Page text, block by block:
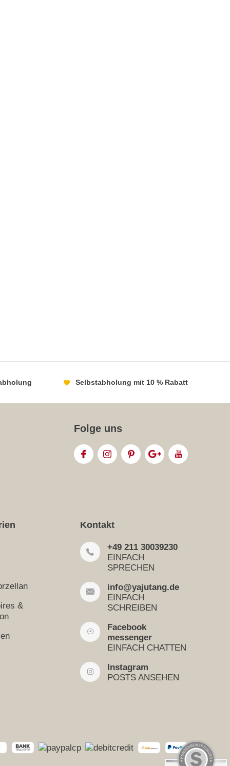
Selbstabholung mit 10 % Rabatt
Folge uns
&
Kontakt
+49 211 30039230
EINFACH
SPRECHEN
info@yajutang.de
EINFACH
SCHREIBEN
Facebook
messenger
EINFACH CHATTEN
Instagram
POSTS ANSEHEN